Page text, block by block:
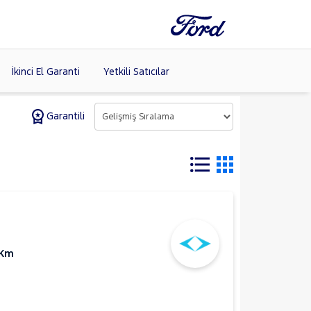
İkinci El Garanti Yetkili Satıcılar
Garantili